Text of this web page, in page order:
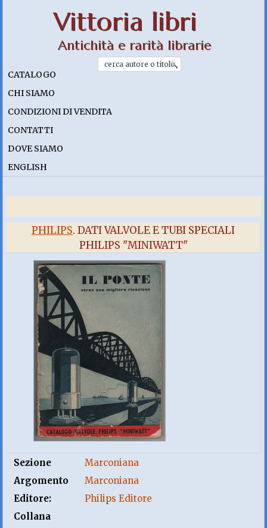
Vittoria libri
Antichità e rarità librarie
CATALOGO
CHI SIAMO
CONDIZIONI DI VENDITA
CONTATTI
DOVE SIAMO
ENGLISH
PHILIPS. DATI VALVOLE E TUBI SPECIALI
PHILIPS "MINIWATT"
Sezione
Marconiana
Argomento
Marconiana
Editore:
Philips Editore
Collana